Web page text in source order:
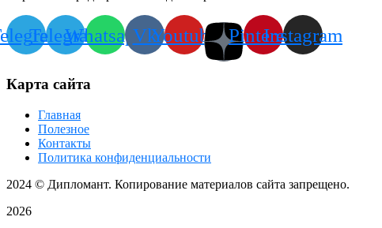
TelegramWhatsappVkYoutube PinterestInstagram
Карта сайта
Главная
Полезное
Контакты
Политика конфиденциальности
2024 © Дипломант. Копирование материалов сайта запрещено.
2026